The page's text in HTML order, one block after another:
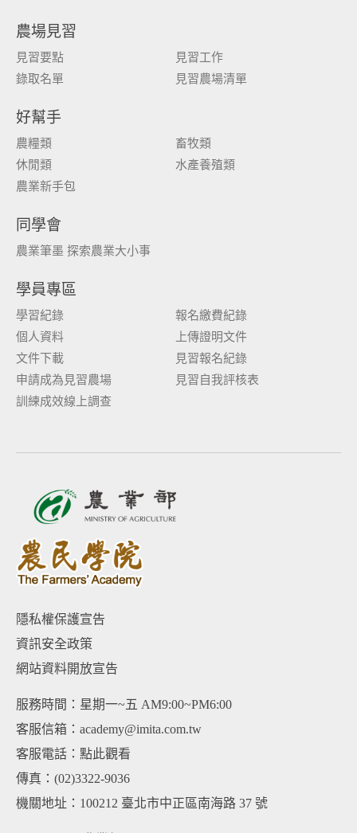
農場見習
見習要點
見習工作
錄取名單
見習農場清單
好幫手
農糧類
畜牧類
休閒類
水產養殖類
農業新手包
同學會
農業筆墨 探索農業大小事
學員專區
學習紀錄
報名繳費紀錄
個人資料
上傳證明文件
文件下載
見習報名紀錄
申請成為見習農場
見習自我評核表
訓練成效線上調查
隱私權保護宣告
資訊安全政策
網站資料開放宣告
服務時間：星期一~五 AM9:00~PM6:00
客服信箱：academy@imita.com.tw
客服電話： 點此觀看
傳真：(02)3322-9036
機關地址：100212 臺北市中正區南海路 37 號